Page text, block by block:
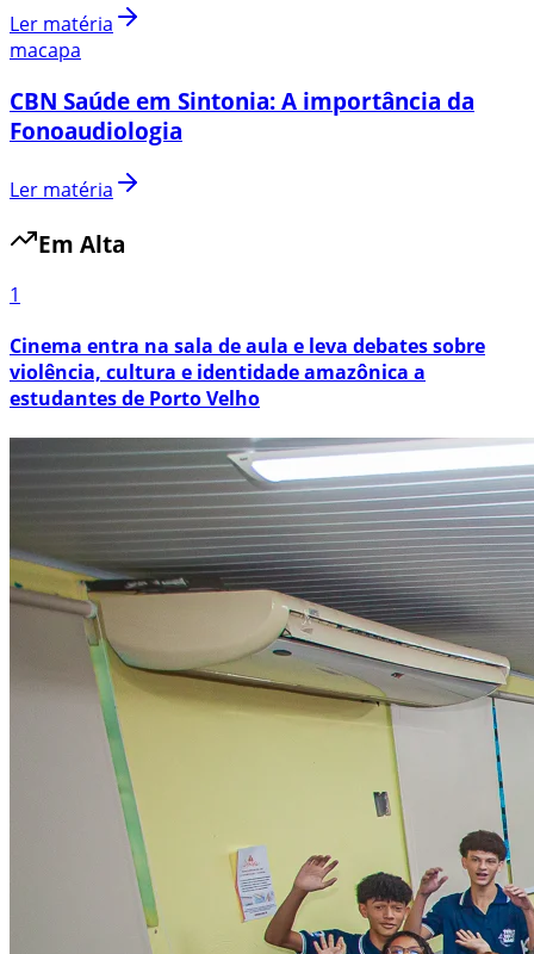
Ler matéria
macapa
CBN Saúde em Sintonia: A importância da
Fonoaudiologia
Ler matéria
Em Alta
1
Cinema entra na sala de aula e leva debates sobre
violência, cultura e identidade amazônica a
estudantes de Porto Velho